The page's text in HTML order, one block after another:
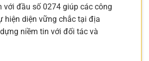
với đầu số 0274 giúp các công
hiện diện vững chắc tại địa
niềm tin với đối tác và